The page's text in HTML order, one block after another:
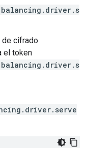
de cifrado
el token